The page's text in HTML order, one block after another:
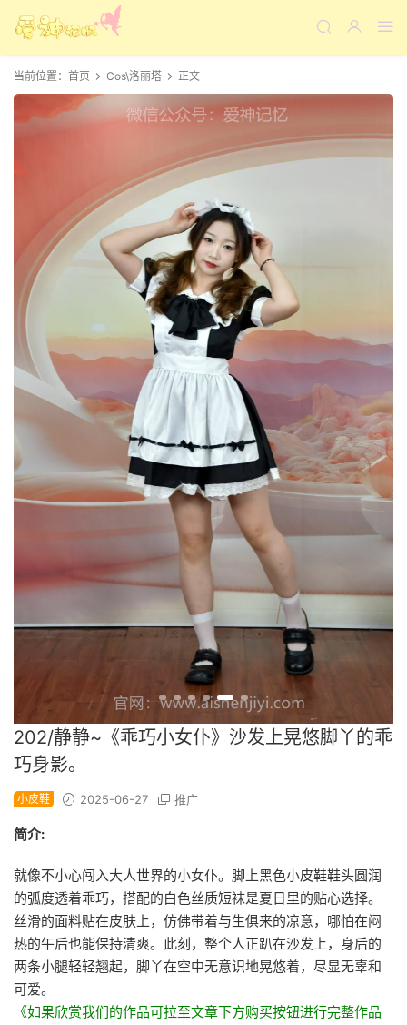
当前位置： 首页 Cos\洛丽塔 正文
202/静静~《乖巧小女仆》沙发上晃悠脚丫的乖
巧身影。
小皮鞋 2025-06-27 推广
简介:
就像不小心闯入大人世界的小女仆。脚上黑色小皮鞋鞋头圆润
的弧度透着乖巧，搭配的白色丝质短袜是夏日里的贴心选择。
丝滑的面料贴在皮肤上，仿佛带着与生俱来的凉意，哪怕在闷
热的午后也能保持清爽。此刻，整个人正趴在沙发上，身后的
两条小腿轻轻翘起，脚丫在空中无意识地晃悠着，尽显无辜和
可爱。
《如果欣赏我们的作品可拉至文章下方购买按钮进行完整作品